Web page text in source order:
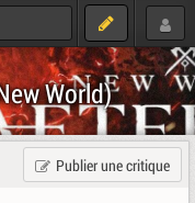
World)
Publier une critique